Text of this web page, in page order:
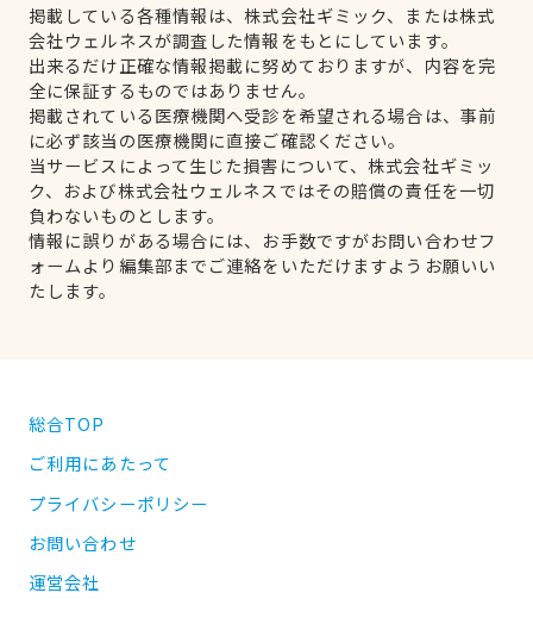
掲載している各種情報は、株式会社ギミック、または株式
会社ウェルネスが調査した情報をもとにしています。
出来るだけ正確な情報掲載に努めておりますが、内容を完
全に保証するものではありません。
掲載されている医療機関へ受診を希望される場合は、事前
に必ず該当の医療機関に直接ご確認ください。
当サービスによって生じた損害について、株式会社ギミッ
ク、および株式会社ウェルネスではその賠償の責任を一切
負わないものとします。
情報に誤りがある場合には、お手数ですがお問い合わせフ
ォームより編集部までご連絡をいただけますようお願いい
たします。
総合TOP
ご利用にあたって
プライバシーポリシー
お問い合わせ
運営会社